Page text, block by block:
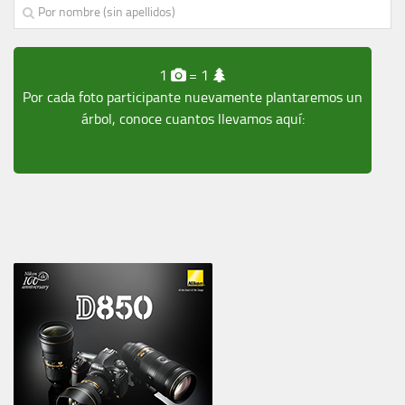
1
= 1
Por cada foto participante nuevamente plantaremos un
árbol, conoce cuantos llevamos aquí: